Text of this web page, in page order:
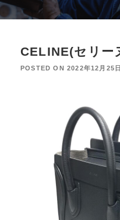
CELINE(セリー
POSTED ON 2022年12月25日